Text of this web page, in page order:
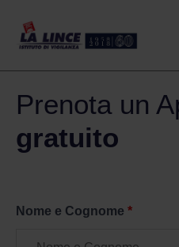
Prenota un
gratuito
Nome e Cognome *